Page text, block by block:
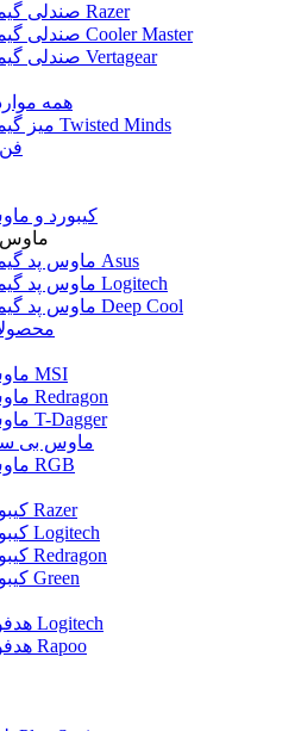
صندلی گیمینگ Razer
صندلی گیمینگ Cooler Master
صندلی گیمینگ Vertagear
همه
میز گیمینگ Twisted Minds
فن
کیبورد و
ماوس
ماوس پد گیمینگ Asus
ماوس پد گیمینگ Logitech
ماوس پد گیمینگ Deep Cool
ماوس گیمینگ MSI
ماوس گیمینگ Redragon
ماوس گیمینگ T-Dagger
ماوس بی
ماوس گیمینگ RGB
کیبورد گیمینگ Razer
کیبورد گیمینگ Logitech
کیبورد گیمینگ Redragon
کیبورد گیمینگ Green
هدفون گیمینگ Logitech
هدفون گیمینگ Rapoo